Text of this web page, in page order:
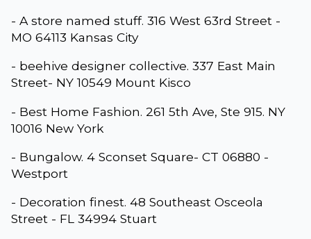
- A store named stuff. 316 West 63rd Street -
MO 64113 Kansas City
- beehive designer collective. 337 East Main
Street- NY 10549 Mount Kisco
- Best Home Fashion. 261 5th Ave, Ste 915. NY
10016 New York
- Bungalow. 4 Sconset Square- CT 06880 -
Westport
- Decoration finest. 48 Southeast Osceola
Street - FL 34994 Stuart